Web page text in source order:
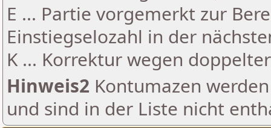
E ... Partie vorgemerkt zur
Einstiegselozahl in der
K ... Korrektur wegen
Hinweis2 Kontumazen
und sind in der Liste nicht